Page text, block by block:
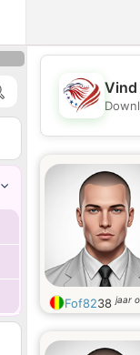
Vind
Fof8238jaar